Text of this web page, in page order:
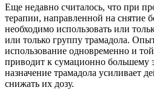
Еще недавно считалось, что при
терапии, направленной на снятие
необходимо использовать или
или только группу трамадола.
использование одновременно и
приводит к сумационно большему
назначение трамадола усиливает
снижать их дозу.